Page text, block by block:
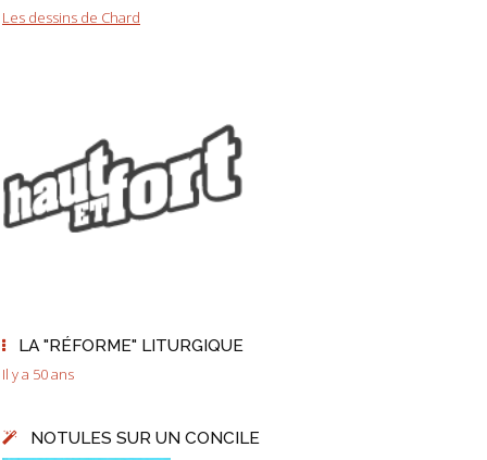
Les dessins de Chard
LA "RÉFORME" LITURGIQUE
Il y a 50 ans
NOTULES SUR UN CONCILE